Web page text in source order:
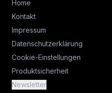
Home
Kontakt
Impressum
Datenschutzerklärung
Cookie-Einstellungen
Produktsicherheit
Newsletter